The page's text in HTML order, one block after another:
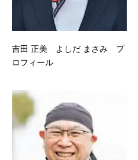
吉田 正美 よしだ まさみ プ
ロフィール